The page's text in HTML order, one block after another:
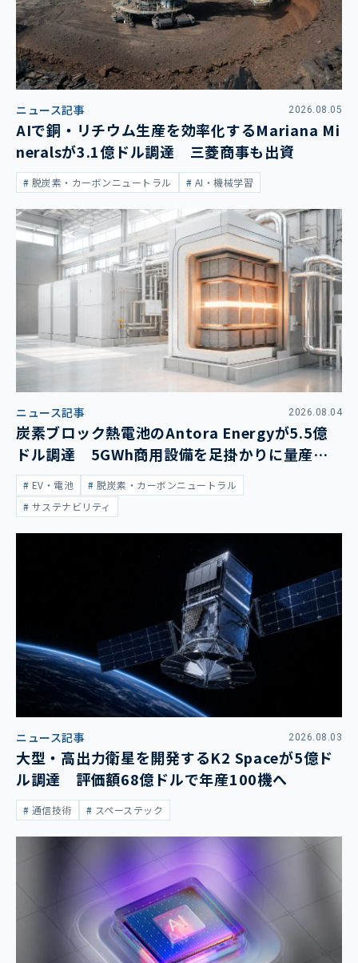
ニュース記事 2026.08.05
AIで銅・リチウム生産を効率化するMariana Mi
neralsが3.1億ドル調達 三菱商事も出資
脱炭素・カーボンニュートラル AI・機械学習
ニュース記事 2026.08.04
炭素ブロック熱電池のAntora Energyが5.5億
ドル調達 5GWh商用設備を足掛かりに量産拡
大EV・電池
脱炭素・カーボンニュートラル
サステナビリティ
ニュース記事 2026.08.03
大型・高出力衛星を開発するK2 Spaceが5億ド
ル調達 評価額68億ドルで年産100機へ
通信技術 スペーステック